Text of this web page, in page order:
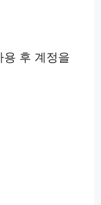
용 후 계정을